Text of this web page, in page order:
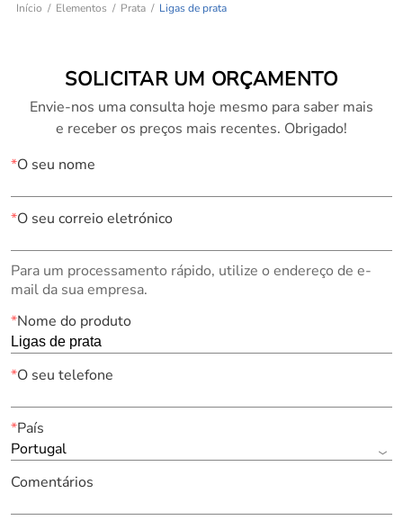
Início Elementos Prata Ligas de prata
SOLICITAR UM ORÇAMENTO
Envie-nos uma consulta hoje mesmo para saber mais
e receber os preços mais recentes. Obrigado!
*O seu nome
*O seu correio eletrónico
Para um processamento rápido, utilize o endereço de e-
mail da sua empresa.
*Nome do produto
*O seu telefone
*País
Portugal
Comentários